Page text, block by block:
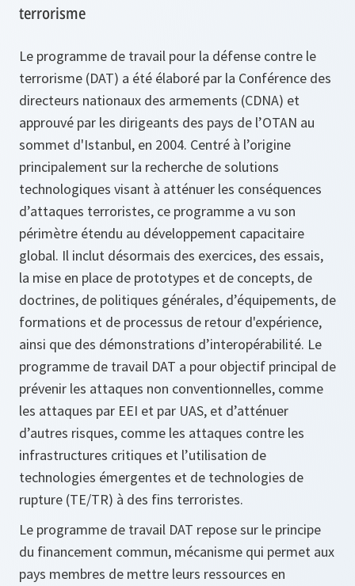
terrorisme
Le programme de travail pour la défense contre le
terrorisme (DAT) a été élaboré par la Conférence des
directeurs nationaux des armements (CDNA) et
approuvé par les dirigeants des pays de l’OTAN au
sommet d'Istanbul, en 2004. Centré à l’origine
principalement sur la recherche de solutions
technologiques visant à atténuer les conséquences
d’attaques terroristes, ce programme a vu son
périmètre étendu au développement capacitaire
global. Il inclut désormais des exercices, des essais,
la mise en place de prototypes et de concepts, de
doctrines, de politiques générales, d’équipements, de
formations et de processus de retour d'expérience,
ainsi que des démonstrations d’interopérabilité. Le
programme de travail DAT a pour objectif principal de
prévenir les attaques non conventionnelles, comme
les attaques par EEI et par UAS, et d’atténuer
d’autres risques, comme les attaques contre les
infrastructures critiques et l’utilisation de
technologies émergentes et de technologies de
rupture (TE/TR) à des fins terroristes.
Le programme de travail DAT repose sur le principe
du financement commun, mécanisme qui permet aux
pays membres de mettre leurs ressources en